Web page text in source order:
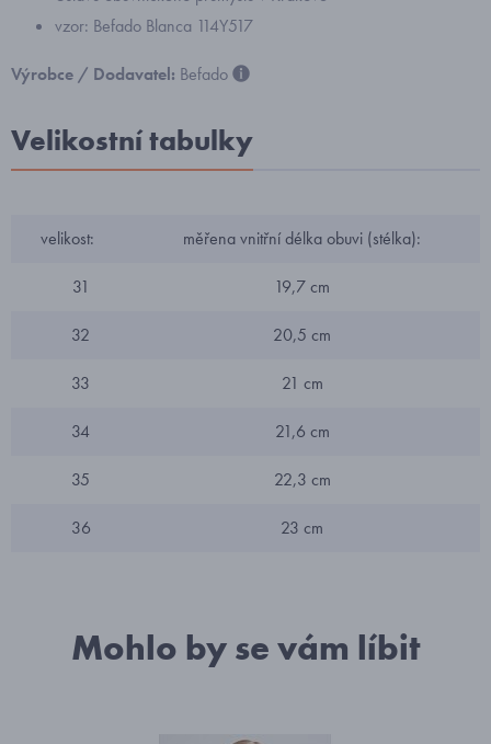
vzor: Befado Blanca 114Y517
Výrobce / Dodavatel: Befado
Velikostní tabulky
velikost: měřena vnitřní délka obuvi (stélka):
31 19,7 cm
32 20,5 cm
33 21 cm
34 21,6 cm
35 22,3 cm
36 23 cm
Mohlo by se vám líbit